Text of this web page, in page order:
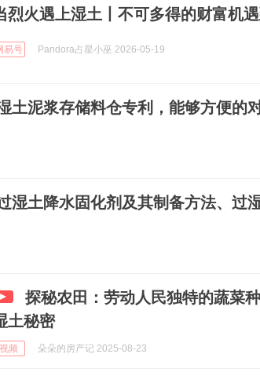
烈火遇上湿土丨不可多得的财富机
易号 Pandora占星小巫 2026-05-19
土泥浆存储料仓专利，能够方便的
湿土降水固化剂及其制备方法、过
探秘农田：劳动人民独特的蔬菜
土秘密
视频 朵朵的房产记 2025-08-23